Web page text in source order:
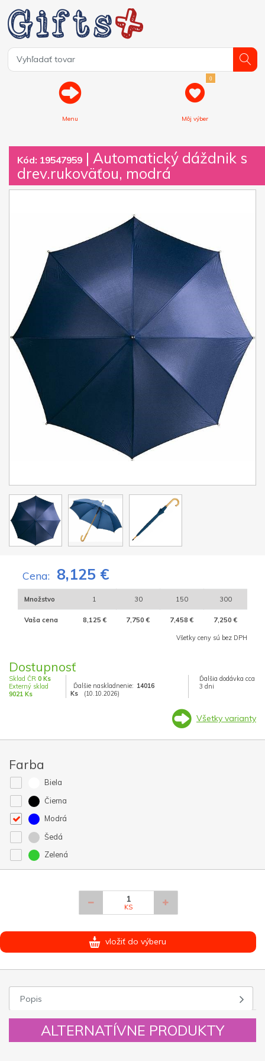
Menu
0
Môj výber
Kód: 19547959 | Automatický dáždnik s
drev.rukoväťou, modrá
Cena: 8,125 €
Množstvo 1 30 150 300
Vaša cena 8,125 € 7,750 € 7,458 € 7,250 €
Všetky ceny sú bez DPH
Dostupnosť
Sklad ČR 0 Ks
Externý sklad
9021 Ks
Ďalšie naskladnenie: 14016
Ks
(10.10.2026)
Ďalšia dodávka cca
3 dni
Všetky varianty
Farba
Biela
Čierna
Modrá
Šedá
Zelená
KS
vložiť do výberu
Popis
ALTERNATÍVNE PRODUKTY